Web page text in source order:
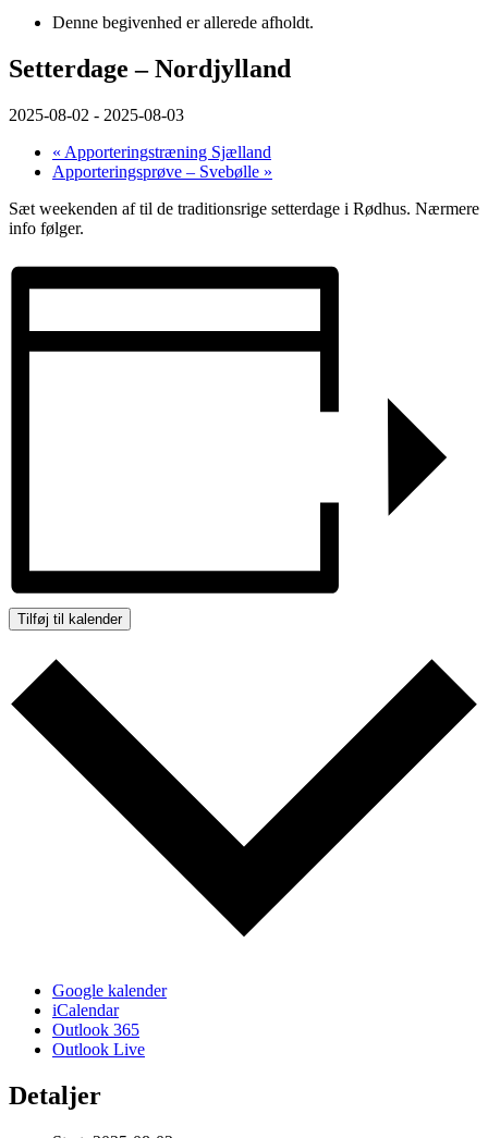
Denne begivenhed er allerede afholdt.
Setterdage – Nordjylland
2025-08-02 - 2025-08-03
« Apporteringstræning Sjælland
Apporteringsprøve – Svebølle »
Sæt weekenden af til de traditionsrige setterdage i Rødhus. Nærmere
info følger.
Tilføj til kalender
Google kalender
iCalendar
Outlook 365
Outlook Live
Detaljer